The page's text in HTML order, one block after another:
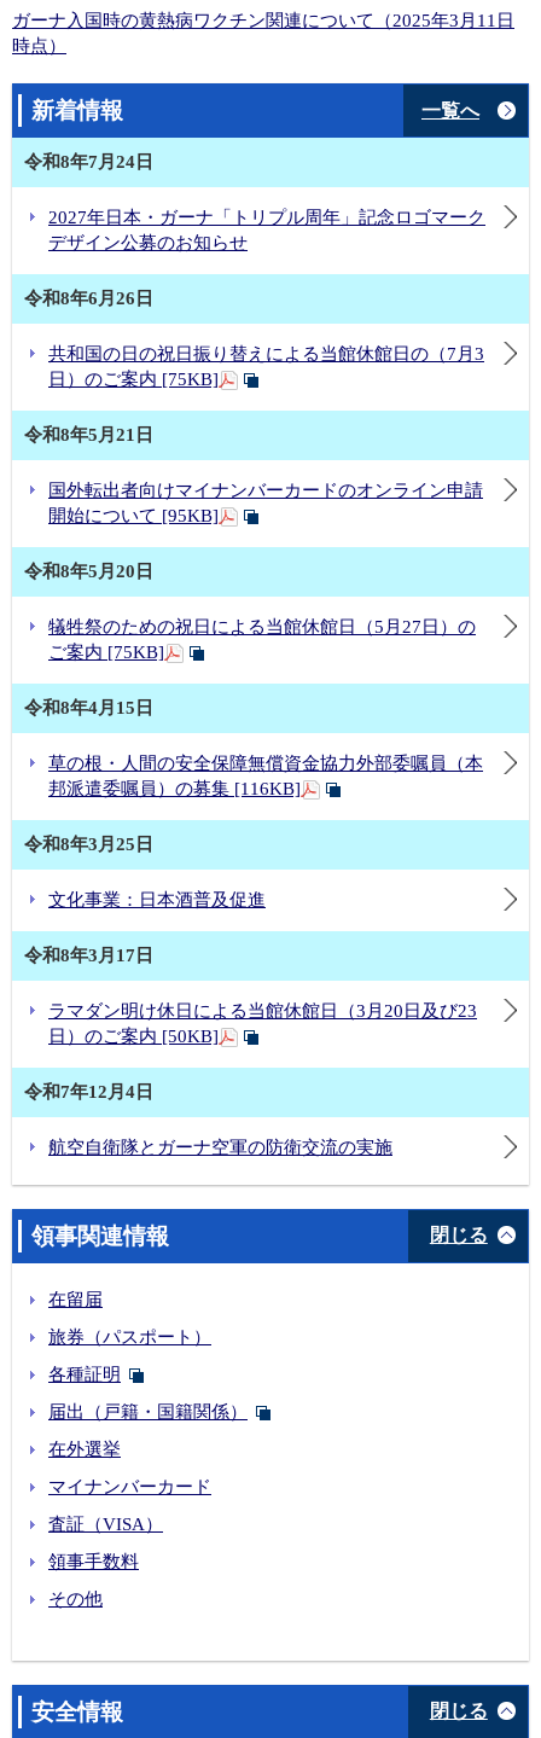
ガーナ入国時の黄熱病ワクチン関連について（2025年3月11日
時点）
新着情報 一覧へ
令和8年7月24日
2027年日本・ガーナ「トリプル周年」記念ロゴマーク
デザイン公募のお知らせ
令和8年6月26日
共和国の日の祝日振り替えによる当館休館日の（7月3
日）のご案内 [75KB]
令和8年5月21日
国外転出者向けマイナンバーカードのオンライン申請
開始について [95KB]
令和8年5月20日
犠牲祭のための祝日による当館休館日（5月27日）の
ご案内 [75KB]
令和8年4月15日
草の根・人間の安全保障無償資金協力外部委嘱員（本
邦派遣委嘱員）の募集 [116KB]
令和8年3月25日
文化事業：日本酒普及促進
令和8年3月17日
ラマダン明け休日による当館休館日（3月20日及び23
日）のご案内 [50KB]
令和7年12月4日
航空自衛隊とガーナ空軍の防衛交流の実施
領事関連情報 閉じる
在留届
旅券（パスポート）
各種証明
届出（戸籍・国籍関係）
在外選挙
マイナンバーカード
査証（VISA）
領事手数料
その他
安全情報 閉じる